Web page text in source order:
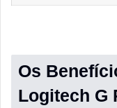
Os
Logitech G